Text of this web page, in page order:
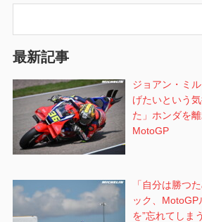
ン
最新記事
ジョアン・ミ
げたいという
た」ホンダを
MotoGP
「自分は勝つ
ック、MotoGP
を”忘れてしま